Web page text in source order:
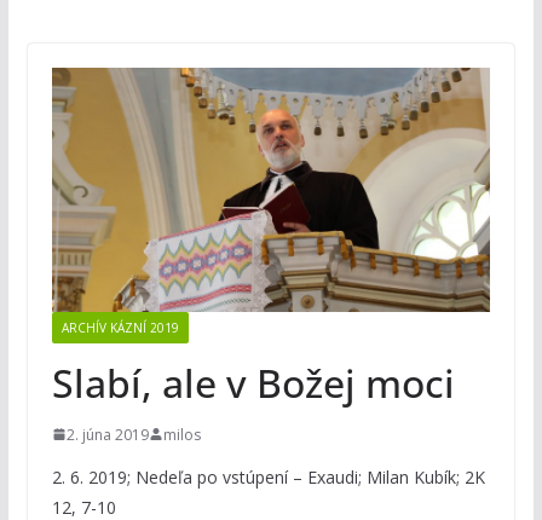
ARCHÍV KÁZNÍ 2019
Slabí, ale v Božej moci
2. júna 2019 milos
2. 6. 2019; Nedeľa po vstúpení – Exaudi; Milan Kubík; 2K
12, 7-10